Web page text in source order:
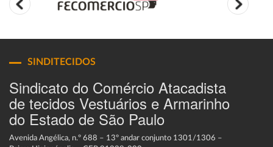
SINDITECIDOS
Sindicato do Comércio Atacadista
de tecidos Vestuários e Armarinho
do Estado de São Paulo
Avenida Angélica, n.º 688 – 13º andar conjunto 1301/1306 –